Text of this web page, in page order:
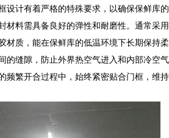
设计有着严格的特殊要求，以确保保鲜库的
材料需具备良好的弹性和耐磨性。通常采用
材质，能在保鲜库的低温环境下长期保持柔
的缝隙，防止外界热空气进入和内部冷空气
频繁开合过程中，始终紧密贴合门框，维持